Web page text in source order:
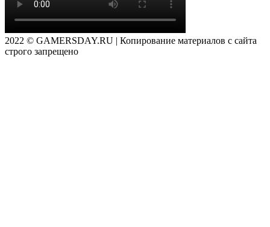
2022 © GAMERSDAY.RU | Копирование материалов с сайта
строго запрещено